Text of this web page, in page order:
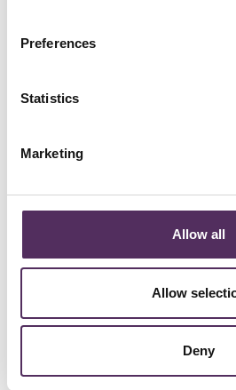
Preferences
Statistics
Marketing
Allow all
Allow
Deny
Bekijk deze
Rojales - € 1.475.000
Villa in Rojales (Pueblo
Alicante)